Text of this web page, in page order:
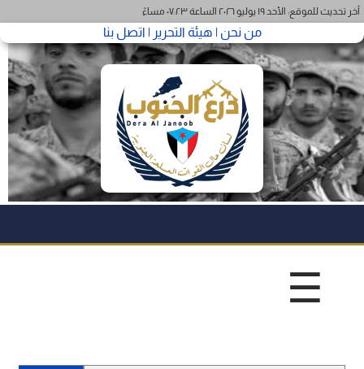
آخر تحديث للموقع: الأحد ١٩ يوليو ٢٠٢٦ الساعة ٠٧:٢٣ مساءً
من نحن | هيئة التحرير | اتصل بنا
☰